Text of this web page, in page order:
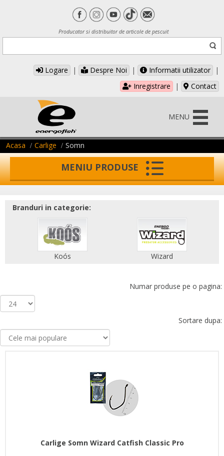
Producator si distribuitor de articole de pescuit
Logare | Despre Noi | Informatii utilizator
|
Inregistrare
| Contact
MENU
Acasa Carlige Somn
MENIU PRODUSE
Branduri in categorie:
Koós Wizard
Numar produse pe o pagina:
Sortare dupa:
Carlige Somn Wizard Catfish Classic Pro